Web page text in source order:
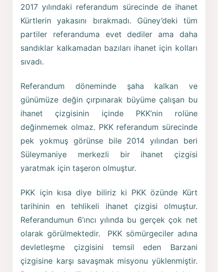
2017 yılındaki referandum sürecinde de ihanet
Kürtlerin yakasını bırakmadı. Güney’deki tüm
partiler referanduma evet dediler ama daha
sandıklar kalkamadan bazıları ihanet için kolları
sıvadı.
Referandum döneminde şaha kalkan ve
günümüze değin çırpınarak büyüme çalışan bu
ihanet çizgisinin içinde PKK’nin rolüne
değinmemek olmaz. PKK referandum sürecinde
pek yokmuş görünse bile 2014 yılından beri
Süleymaniye merkezli bir ihanet çizgisi
yaratmak için taşeron olmuştur.
PKK için kısa diye biliriz ki PKK özünde Kürt
tarihinin en tehlikeli ihanet çizgisi olmuştur.
Referandumun 6’ıncı yılında bu gerçek çok net
olarak görülmektedir. PKK sömürgeciler adına
devletleşme çizgisini temsil eden Barzani
çizgisine karşı savaşmak misyonu yüklenmiştir.